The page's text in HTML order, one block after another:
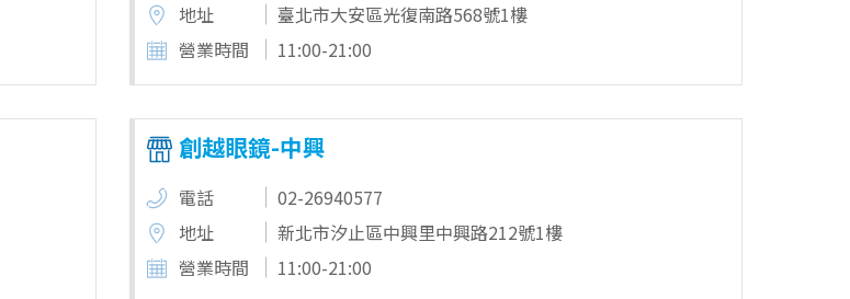
地址
臺北市大安區光復南路568號1樓
營業時間
11:00-21:00
創越眼鏡-中興
電話
02-26940577
地址
新北市汐止區中興里中興路212號1樓
營業時間
11:00-21:00